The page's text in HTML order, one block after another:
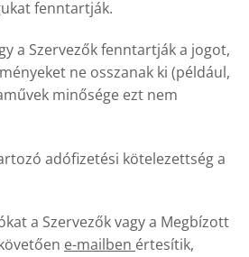
fenntartják.
a Szervezők fenntartják a jogot,
ne osszanak ki (például,
minősége ezt nem
adófizetési kötelezettség a
a Szervezők vagy a Megbízott
e-mailben értesítik,